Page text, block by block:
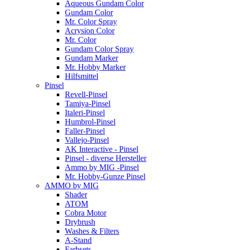
Aqueous Gundam Color
Gundam Color
Mr. Color Spray
Acrysion Color
Mr. Color
Gundam Color Spray
Gundam Marker
Mr. Hobby Marker
Hilfsmittel
Pinsel
Revell-Pinsel
Tamiya-Pinsel
Italeri-Pinsel
Humbrol-Pinsel
Faller-Pinsel
Vallejo-Pinsel
AK Interactive - Pinsel
Pinsel - diverse Hersteller
Ammo by MIG -Pinsel
Mr. Hobby-Gunze Pinsel
AMMO by MIG
Shader
ATOM
Cobra Motor
Drybrush
Washes & Filters
A-Stand